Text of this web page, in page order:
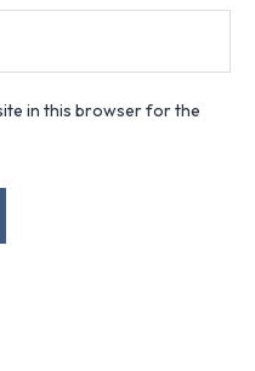
in this browser for the